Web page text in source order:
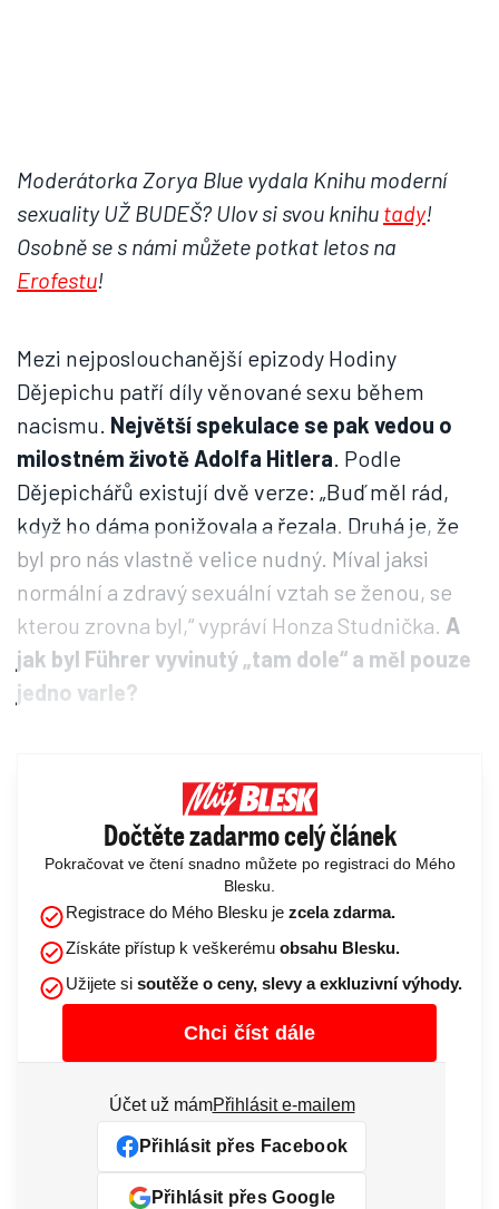
Moderátorka Zorya Blue vydala Knihu moderní
sexuality UŽ BUDEŠ? Ulov si svou knihu tady!
Osobně se s námi můžete potkat letos na
Erofestu!
Mezi nejposlouchanější epizody Hodiny
Dějepichu patří díly věnované sexu během
nacismu. Největší spekulace se pak vedou o
milostném životě Adolfa Hitlera. Podle
Dějepichářů existují dvě verze: „Buď měl rád,
když ho dáma ponižovala a řezala. Druhá je, že
byl pro nás vlastně velice nudný. Míval jaksi
normální a zdravý sexuální vztah se ženou, se
kterou zrovna byl,“ vypráví Honza Studnička. A
jak byl Führer vyvinutý „tam dole“ a měl pouze
jedno varle?
Dočtěte zadarmo celý článek
Pokračovat ve čtení snadno můžete po registraci do Mého
Blesku.
Registrace do Mého Blesku je zcela zdarma.
Získáte přístup k veškerému obsahu Blesku.
Užijete si soutěže o ceny, slevy a exkluzivní výhody.
Chci číst dále
Účet už mámPřihlásit e-mailem
Přihlásit přes Facebook
Přihlásit přes Google